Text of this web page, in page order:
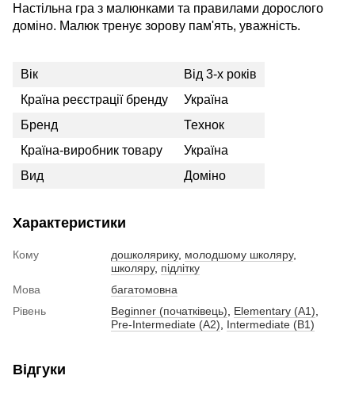
Настільна гра з малюнками та правилами дорослого
доміно. Малюк тренує зорову пам'ять, уважність.
Вік
Від 3-х років
Країна реєстрації бренду
Україна
Бренд
Технок
Країна-виробник товару
Україна
Вид
Доміно
Характеристики
Кому дошколярику, молодшому школяру,
школяру, підлітку
Мова
багатомовна
Рівень
Beginner (початківець) Elementary (A1)
Pre-Intermediate (A2)
Intermediate (B1)
Відгуки